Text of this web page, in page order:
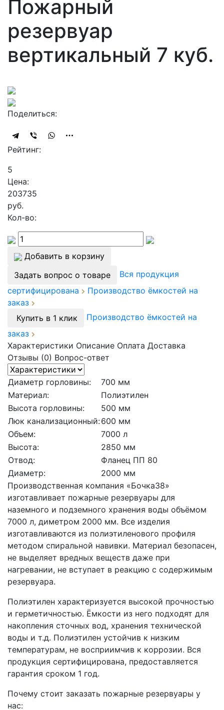
Пожарный
резервуар
вертикальный 7 куб.
Поделиться:
Рейтинг:
5
Цена:
203735
руб.
Кол-во:
Добавить в корзину
Задать вопрос о товаре
Вся продукция
сертифицирована
Производство ёмкостей на
заказ
Купить в 1 клик
Производство ёмкостей на
заказ
Характеристики Описание Оплата Доставка
Отзывы (0) Вопрос-ответ
Диаметр горловины:
700 мм
Материал:
Полиэтилен
Высота горловины:
500 мм
Люк канализационный:600 мм
Объем:
7000 л
Высота:
2850 мм
Отвод:
Фланец ПП 80
Диаметр:
2000 мм
Производственная компания «Бочка38»
изготавливает пожарные резервуары для
наземного и подземного хранения воды объёмом
7000 л, диметром 2000 мм. Все изделия
изготавливаются из полиэтиленового профиля
методом спиральной навивки. Материал безопасен,
не выделяет вредных веществ даже при
нагревании, не вступает в реакцию с содержимым
резервуара.
Полиэтилен характеризуется высокой прочностью
и герметичностью. Ёмкости из него подходят для
накопления сточных вод, хранения технической
воды и т.д. Полиэтилен устойчив к низким
температурам, не восприимчив к коррозии. Вся
продукция сертифицирована, предоставляется
гарантия сроком 1 год.
Почему стоит заказать пожарные резервуары у
нас: